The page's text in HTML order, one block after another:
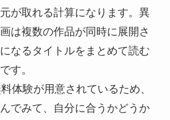
が取れる計算になります。異
は複数の作品が同時に展開さ
なるタイトルをまとめて読む
す。
体験が用意されているため、
でみて、自分に合うかどうか